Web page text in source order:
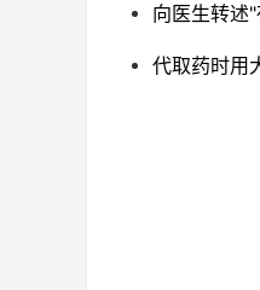
向医生转述
代取药时用